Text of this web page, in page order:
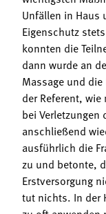
Unfällen in Haus
Eigenschutz
konnten die
dann wurde an
Massage und
der Referent,
bei
anschließend
ausführlich die
zu und betonte,
Erstversorgung
tut nichts. In der